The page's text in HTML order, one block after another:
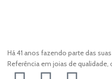
Há 41 anos fazendo parte das
Referência em joias de qualidade,